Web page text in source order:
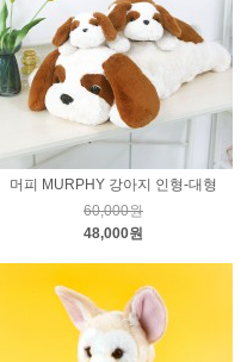
머피 MURPHY 강아지 인형-대형
60,000원
48,000원